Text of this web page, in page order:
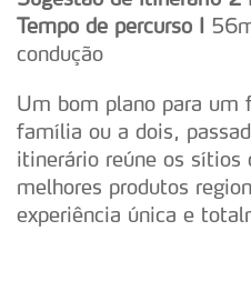
Tempo de percurso I
condução
Um bom plano para um
família ou a dois,
itinerário reúne os sítios
melhores produtos
experiência única e